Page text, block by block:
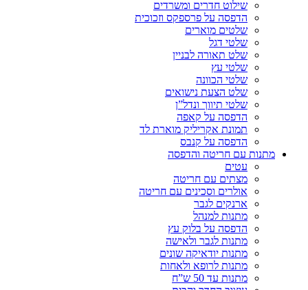
שילוט חדרים ומשרדים
הדפסה על פרספקס וזכוכית
שלטים מוארים
שלטי דגל
שלט תאורה לבניין
שלטי עץ
שלטי הכוונה
שלט הצעת נישואים
שלטי תיווך ונדל”ן
הדפסה על קאפה
תמונת אקריליק מוארת לד
הדפסה על קנבס
מתנות עם חריטה והדפסה
עטים
מצתים עם חריטה
אולרים וסכינים עם חריטה
ארנקים לגבר
מתנות למנהל
הדפסה על בלוק עץ
מתנות לגבר ולאישה
מתנות יודאיקה שונים
מתנות לרופא ולאחות
מתנות עד 50 ש”ח